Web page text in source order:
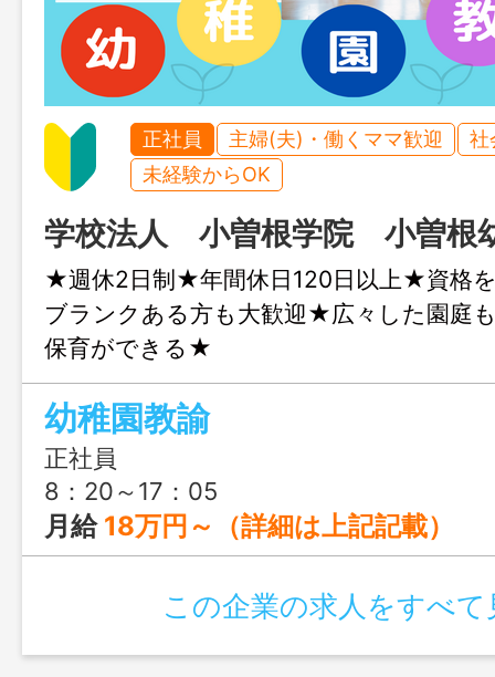
正社員 主婦(夫)・働くママ歓迎
社
未経験からOK
学校法人 小曽根学院 小曽根
★週休2日制★年間休日120日以上★資格
ブランクある方も大歓迎★広々した園庭
保育ができる★
幼稚園教諭
正社員
8：20～17：05
月給 18万円～（詳細は上記記載）
この企業の求人をすべて